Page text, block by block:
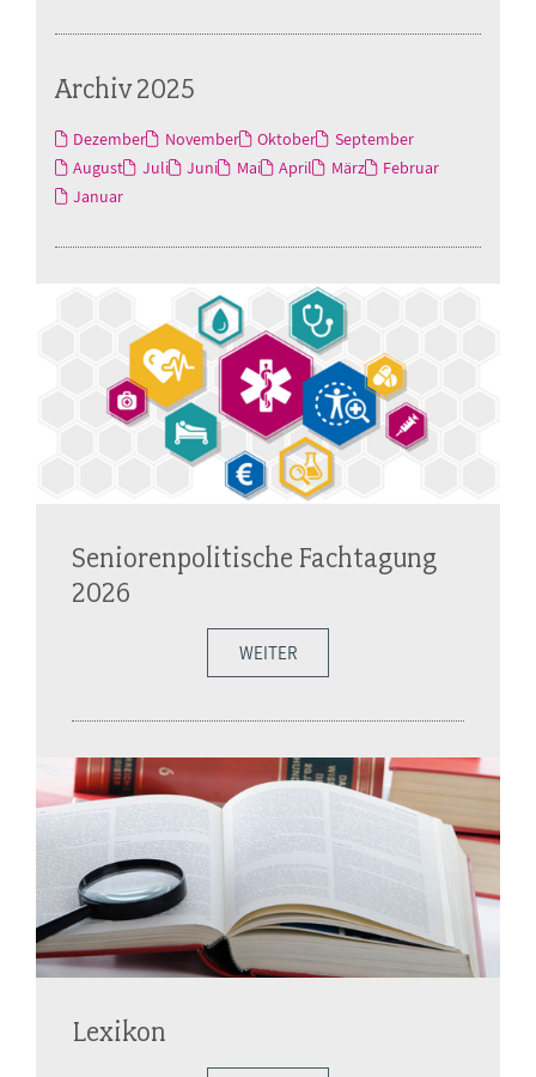
Archiv 2025
Dezember November Oktober
September
August
Juli Juni Mai April März
Februar
Januar
Seniorenpolitische Fachtagung
2026
WEITER
Lexikon